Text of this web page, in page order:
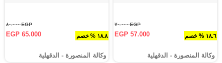
١٨.٦ % خصم
EGP ٧٠.٠٠٠
EGP 57.000
وكالة المنصورة - الدقهلية‎
١٨.٨ % خصم
EGP ٨٠.٠٠٠
EGP 65.000
وكالة المنصورة - الدقهلية‎